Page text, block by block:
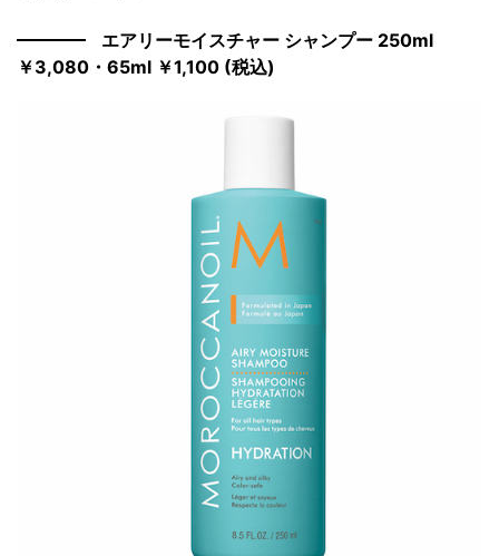
エアリーモイスチャー シャンプー 250ml
￥3,080・65ml ￥1,100 (税込)